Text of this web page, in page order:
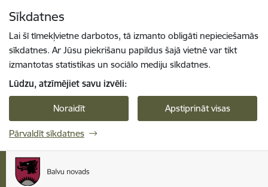
Sīkdatnes
Lai šī tīmekļvietne darbotos, tā izmanto obligāti nepieciešamās
sīkdatnes. Ar Jūsu piekrišanu papildus šajā vietnē var tikt
izmantotas statistikas un sociālo mediju sīkdatnes.
Lūdzu, atzīmējiet savu izvēli:
Noraidīt Apstiprināt visas
Pārvaldīt sīkdatnes